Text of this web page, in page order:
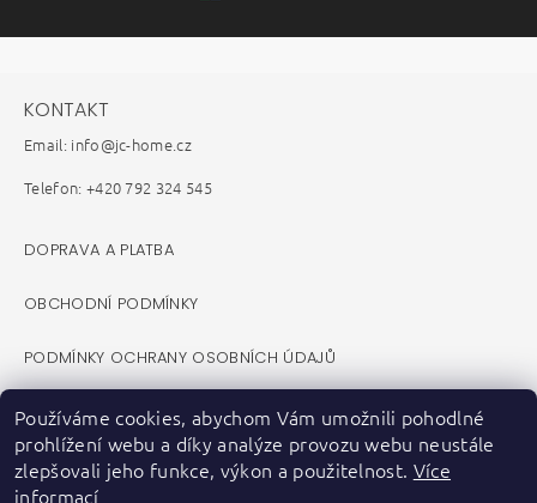
KONTAKT
Email: info@jc-home.cz
Telefon: +420 792 324 545
DOPRAVA A PLATBA
OBCHODNÍ PODMÍNKY
PODMÍNKY OCHRANY OSOBNÍCH ÚDAJŮ
REKLAMAČNÍ ŘÁD
VELKOOBCHOD B2B
Používáme cookies, abychom Vám umožnili pohodlné
prohlížení webu a díky analýze provozu webu neustále
zlepšovali jeho funkce, výkon a použitelnost. Více
informací